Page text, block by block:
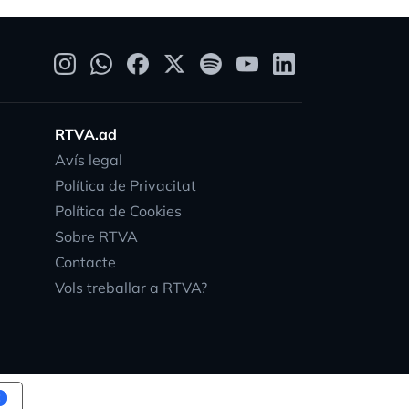
RTVA.ad
Avís legal
Política de Privacitat
Política de Cookies
Sobre RTVA
Contacte
Vols treballar a RTVA?